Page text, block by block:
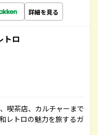
詳細を見る
トロ
喫茶店、カルチャーまで
レトロの魅力を旅するガ